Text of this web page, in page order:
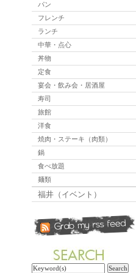
パン
フレンチ
ランチ
中華・点心
丼物
定食
宴会・飲み会・居酒屋
寿司
旅館
洋食
焼肉・ステーキ（肉類）
鍋
食べ放題
麺類
福井（イベント）